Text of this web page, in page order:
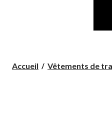
Accueil Vêtements de